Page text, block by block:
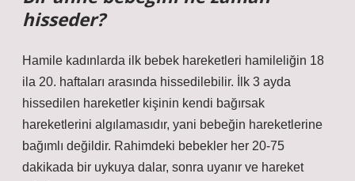
hisseder?
Hamile kadınlarda ilk bebek hareketleri hamileliğin 18
ila 20. haftaları arasında hissedilebilir. İlk 3 ayda
hissedilen hareketler kişinin kendi bağırsak
hareketlerini algılamasıdır, yani bebeğin hareketlerine
bağımlı değildir. Rahimdeki bebekler her 20-75
dakikada bir uykuya dalar, sonra uyanır ve hareket